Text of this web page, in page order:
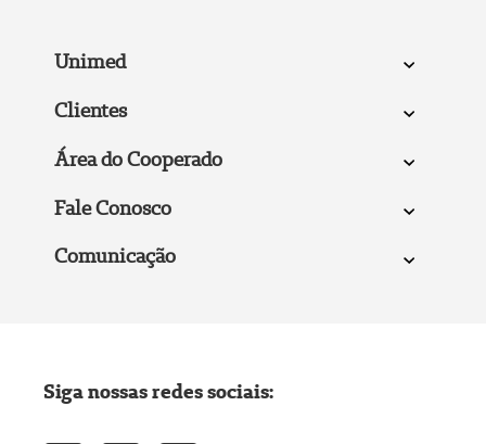
Unimed
Clientes
Área do Cooperado
Fale Conosco
Comunicação
Siga nossas redes sociais: